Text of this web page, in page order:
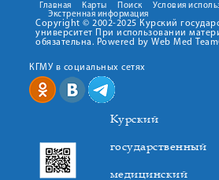
Главная Карты Поиск
Условия
Экстренная информация
Copyright © 2002-2025 Курский
университет При использовании
обязательна. Powered by Web Med
КГМУ в социальных сетях
Курский
государственный
медицинский